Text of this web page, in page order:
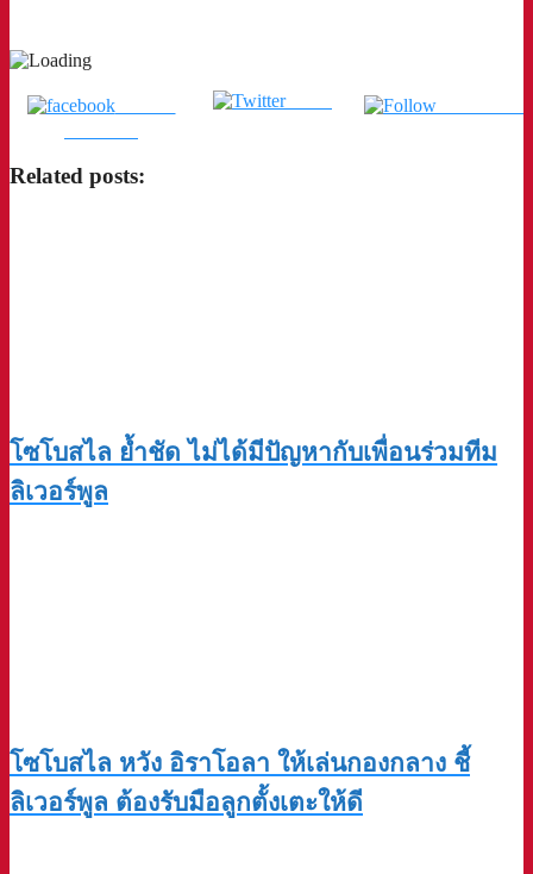
แชร์บน
Tweet
Related posts:
โซโบสไล ย้ำชัด ไม่ได้มีปัญหากับเพื่อนร่วมทีม
ลิเวอร์พูล
โซโบสไล หวัง อิราโอลา ให้เล่นกองกลาง ชี้
ลิเวอร์พูล ต้องรับมือลูกตั้งเตะให้ดี